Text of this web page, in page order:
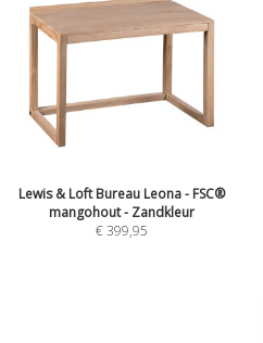
Lewis & Loft Bureau Leona - FSC®
mangohout - Zandkleur
€399,95